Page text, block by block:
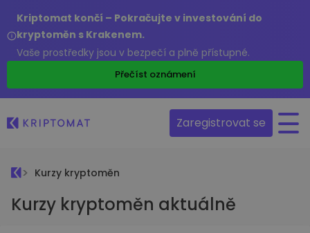
Kriptomat končí – Pokračujte v investování do
kryptoměn s Krakenem.
Vaše prostředky jsou v bezpečí a plně přístupné.
Přečíst oznámení
Zaregistrovat se
Kurzy kryptoměn
Kurzy kryptoměn aktuálně